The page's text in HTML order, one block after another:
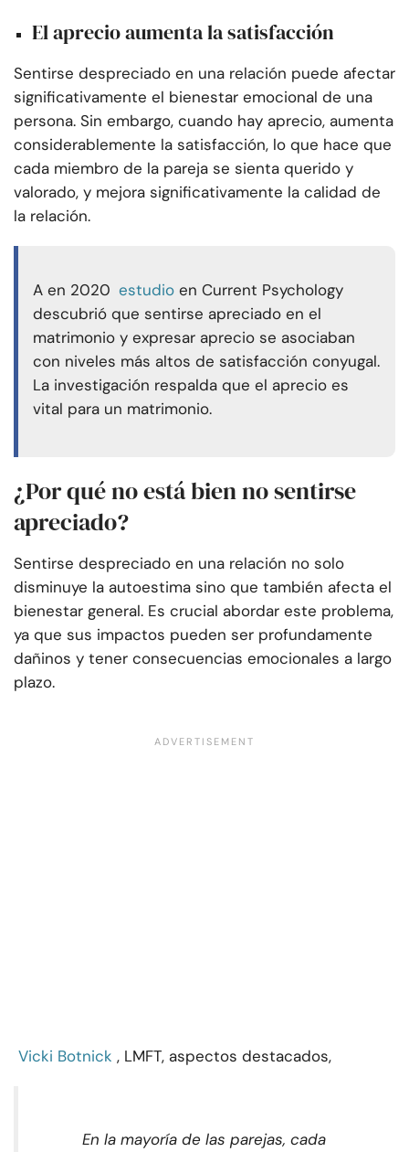
El aprecio aumenta la satisfacción
Sentirse despreciado en una relación puede afectar
significativamente el bienestar emocional de una
persona. Sin embargo, cuando hay aprecio, aumenta
considerablemente la satisfacción, lo que hace que
cada miembro de la pareja se sienta querido y
valorado, y mejora significativamente la calidad de
la relación.
A en 2020 estudio en Current Psychology
descubrió que sentirse apreciado en el
matrimonio y expresar aprecio se asociaban
con niveles más altos de satisfacción conyugal.
La investigación respalda que el aprecio es
vital para un matrimonio.
¿Por qué no está bien no sentirse
apreciado?
Sentirse despreciado en una relación no solo
disminuye la autoestima sino que también afecta el
bienestar general. Es crucial abordar este problema,
ya que sus impactos pueden ser profundamente
dañinos y tener consecuencias emocionales a largo
plazo.
Vicki Botnick , LMFT, aspectos destacados,
En la mayoría de las parejas, cada